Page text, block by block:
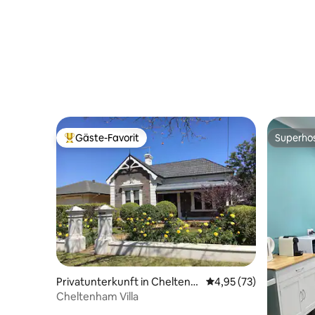
Beliebter Gäste-Favorit.
Gäste-Favorit
Privatunterkunft in Cheltenh
am
Durchschnittliche
4,95 (73)
Cheltenham Villa